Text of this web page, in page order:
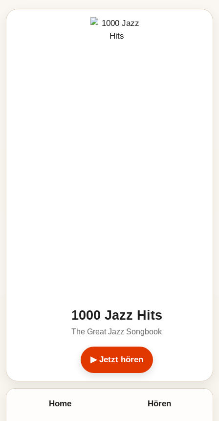
1000 Jazz Hits
The Great Jazz Songbook
▶ Jetzt hören
Home Hören